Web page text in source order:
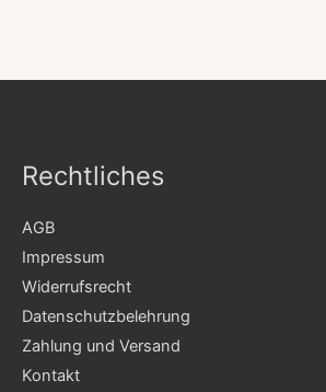
Rechtliches
AGB
Impressum
Widerrufsrecht
Datenschutzbelehrung
Zahlung und Versand
Kontakt